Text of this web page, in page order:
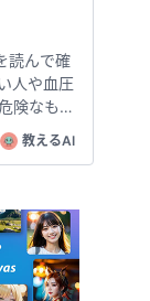
読んで確
人や血圧
険なもの
ら利用
教えるAI